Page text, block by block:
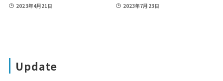
2023年4月21日 2023年7月23日
Update